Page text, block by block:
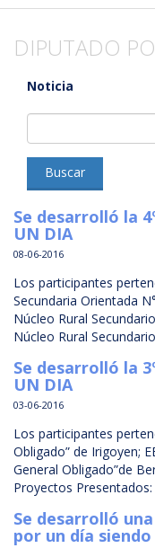
DIPUTADO
Noticia
Buscar
Se desarrolló la
UN DIA
08-06-2016
Los participantes
Secundaria Orientada
Núcleo Rural
Núcleo Rural
Se desarrolló la
UN DIA
03-06-2016
Los participantes
Obligado” de Irigoyen;
General Obligado”de
Proyectos Presentados:
Se desarrolló
por un día siendo